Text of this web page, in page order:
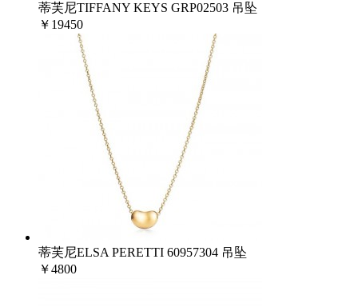
蒂芙尼TIFFANY KEYS GRP02503 吊坠
￥19450
蒂芙尼ELSA PERETTI 60957304 吊坠
￥4800